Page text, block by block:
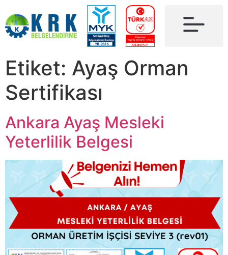
Etiket: Ayaş Orman
Sertifikası
Ankara Ayaş Mesleki
Yeterlilik Belgesi